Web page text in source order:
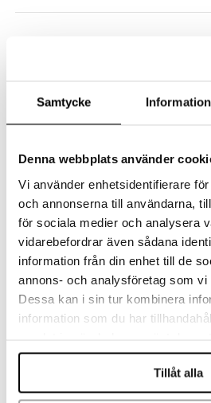
Samtycke Information
Denna webbplats använder
Vi använder enhetsidentifierare
och annonserna till användarna,
för sociala medier och analysera
vidarebefordrar även sådana
information från din enhet till de
annons- och analysföretag som vi
Dessa kan i sin tur kombinera
information som du har
Tillåt alla
Tillval
dubbelsidig polykarbonat
4 mm kompakt polykarbonat–
skydd och U-värde 5,3
– 19 mm